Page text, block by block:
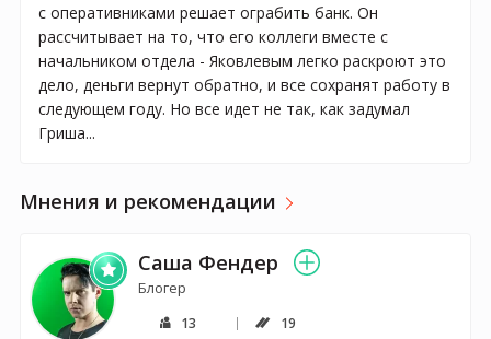
с оперативниками решает ограбить банк. Он
рассчитывает на то, что его коллеги вместе с
начальником отдела - Яковлевым легко раскроют это
дело, деньги вернут обратно, и все сохранят работу в
следующем году. Но все идет не так, как задумал
Гриша...
Мнения и рекомендации
Саша Фендер
Блогер
13 19